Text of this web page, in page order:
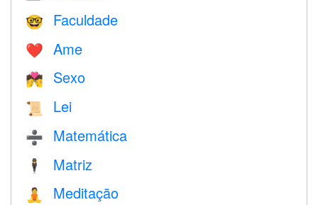
🤓 Faculdade
❤️️ Ame
💏 Sexo
📜 Lei
➗ Matemática
🕴️ Matriz
🧘 Meditação